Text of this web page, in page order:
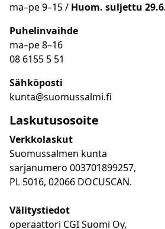
ma–pe 9–15 / Huom. suljettu
Puhelinvaihde
ma–pe 8–16
08 6155 5 51
Sähköposti
kunta@suomussalmi.fi
Laskutusosoite
Verkkolaskut
Suomussalmen kunta
sarjanumero 003701899257,
PL 5016, 02066 DOCUSCAN.
Välitystiedot
operaattori CGI Suomi Oy,